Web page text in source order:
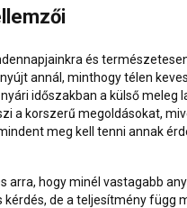
és
annál, minthogy télen
időszakban a külső meleg
a korszerű megoldásokat,
meg kell tenni annak
hogy minél vastagabb
de a teljesítmény függ